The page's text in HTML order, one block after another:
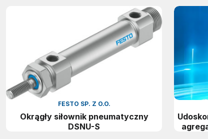
FESTO SP. Z O.O.
Okrągły siłownik pneumatyczny
DSNU-S